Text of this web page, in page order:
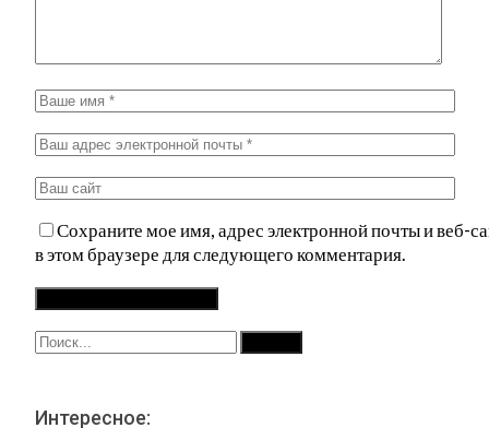
Сохраните мое имя, адрес электронной почты и веб-
в этом браузере для следующего комментария.
Интересное: